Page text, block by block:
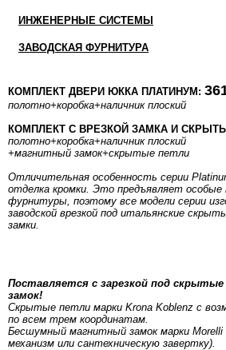
ИНЖЕНЕРНЫЕ СИСТЕМЫ
ЗАВОДСКАЯ ФУРНИТУРА
КОМПЛЕКТ ДВЕРИ ЮККА ПЛАТИНУМ:
полотно+коробка+наличник плоский
КОМПЛЕКТ С ВРЕЗКОЙ ЗАМКА И
полотно+коробка+наличник плоский
+магнитный замок+скрытые петли
Отличительная особенность серии
отделка кромки. Это предъявляет
фурнитуры, поэтому все модели серии
заводской врезкой под итальянские
замки.
Поставляется с зарезкой под
замок!
Скрытые петли марки Krona Koblenz с
по всем трем координатам.
Бесшумный магнитный замок марки Morelli
механизм или сантехническую завертку).